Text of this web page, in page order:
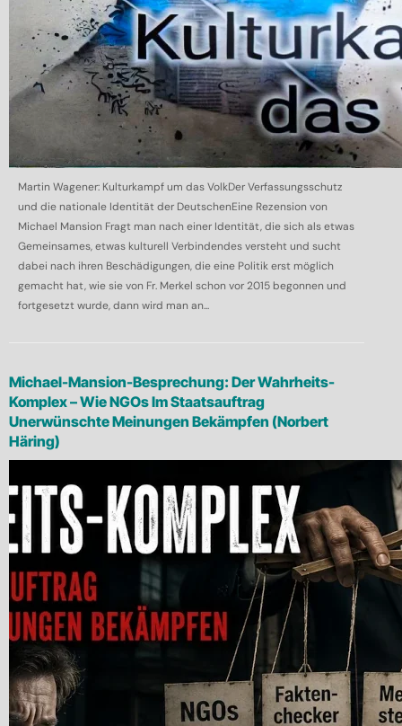
Martin Wagener: Kulturkampf um das VolkDer Verfassungsschutz
und die nationale Identität der DeutschenEine Rezension von
Michael Mansion Fragt man nach einer Identität, die sich als etwas
Gemeinsames, etwas kulturell Verbindendes versteht und sucht
dabei nach ihren Beschädigungen, die eine Politik erst möglich
gemacht hat, wie sie von Fr. Merkel schon vor 2015 begonnen und
fortgesetzt wurde, dann wird man an...
Michael-Mansion-Besprechung: Der Wahrheits-
Komplex – Wie NGOs Im Staatsauftrag
Unerwünschte Meinungen Bekämpfen (Norbert
Häring)